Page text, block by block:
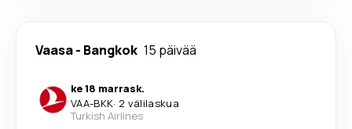
Vaasa- Bangkok 15 päivää
ke 18 marrask.
VAA-BKK· 2 välilaskua
Turkish Airlines